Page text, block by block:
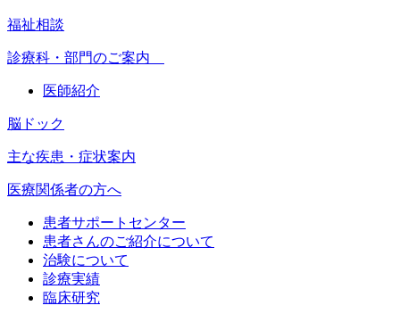
福祉相談
診療科・部門のご案内
医師紹介
脳ドック
主な疾患・症状案内
医療関係者の方へ
患者サポートセンター
患者さんのご紹介について
治験について
診療実績
臨床研究